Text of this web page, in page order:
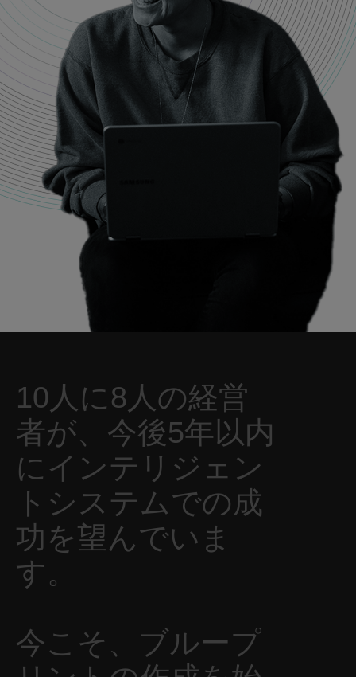
10人に8人の経営
者が、今後5年以内
にインテリジェン
トシステムでの成
功を望んでいま
す。
今こそ、ブループ